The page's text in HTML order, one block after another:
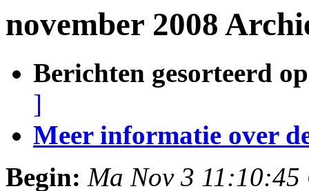
november 2008
Berichten gesorteerd
]
Meer informatie over
Begin: Ma Nov 3 11:10:45